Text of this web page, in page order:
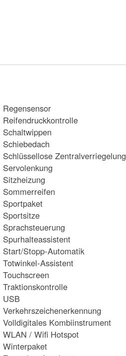
Regensensor
Reifendruckkontrolle
Schaltwippen
Schiebedach
Schlüssellose Zentralverriegelung
Servolenkung
Sitzheizung
Sommerreifen
Sportpaket
Sportsitze
Sprachsteuerung
Spurhalteassistent
Start/Stopp-Automatik
Totwinkel-Assistent
Touchscreen
Traktionskontrolle
USB
Verkehrszeichenerkennung
Volldigitales Kombiinstrument
WLAN / Wifi Hotspot
Winterpaket